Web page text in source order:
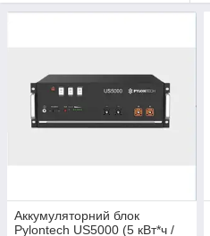
Аккумуляторний блок
Pylontech US5000 (5 кВт*ч /